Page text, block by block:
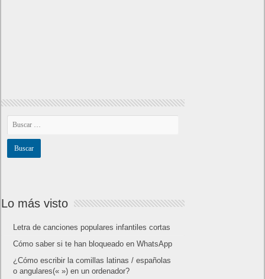
Lo más visto
Letra de canciones populares infantiles cortas
Cómo saber si te han bloqueado en WhatsApp
¿Cómo escribir la comillas latinas / españolas
o angulares(« ») en un ordenador?